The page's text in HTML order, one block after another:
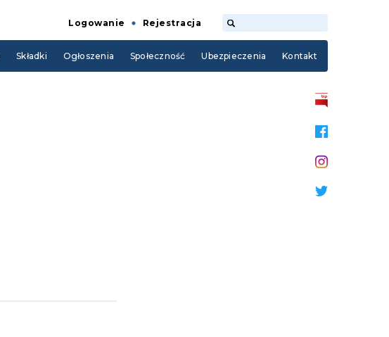
Logowanie Rejestracja
Składki Ogłoszenia Społeczność Ubezpieczenia Kontakt